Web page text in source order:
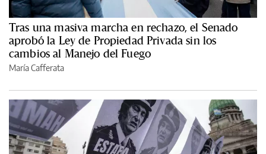
Tras una masiva marcha en rechazo, el Senado
aprobó la Ley de Propiedad Privada sin los
cambios al Manejo del Fuego
María Cafferata